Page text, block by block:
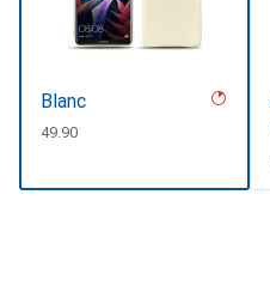
Blanc
CHF
49.90